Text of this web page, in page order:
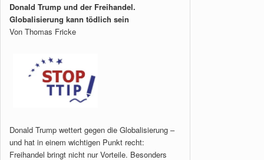
Donald Trump und der Freihandel.
Globalisierung kann tödlich sein
Von Thomas Fricke
Donald Trump wettert gegen die Globalisierung –
und hat in einem wichtigen Punkt recht:
Freihandel bringt nicht nur Vorteile. Besonders